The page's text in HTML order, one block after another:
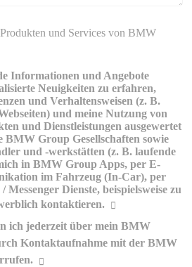
und Services von BMW
Informationen und Angebote
Neuigkeiten zu erfahren,
und Verhaltensweisen (z. B.
und meine Nutzung von
und Dienstleistungen ausgewertet
BMW Group Gesellschaften sowie
und -werkstätten (z. B. laufende
in BMW Group Apps, per E-
im Fahrzeug (In-Car), per
Messenger Dienste, beispielsweise zu
kontaktieren.
ich jederzeit über mein BMW
Kontaktaufnahme mit der BMW